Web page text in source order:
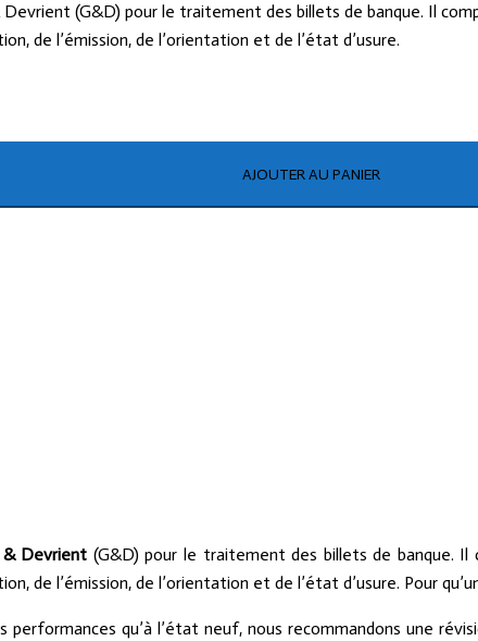
(G&D) pour le traitement des billets de banque. Il
de l’émission, de l’orientation et de l’état d’usure.
AJOUTER AU PANIER
& Devrient (G&D) pour le traitement des billets de banque.
de l’émission, de l’orientation et de l’état d’usure. Pour
qu’à l’état neuf, nous recommandons une